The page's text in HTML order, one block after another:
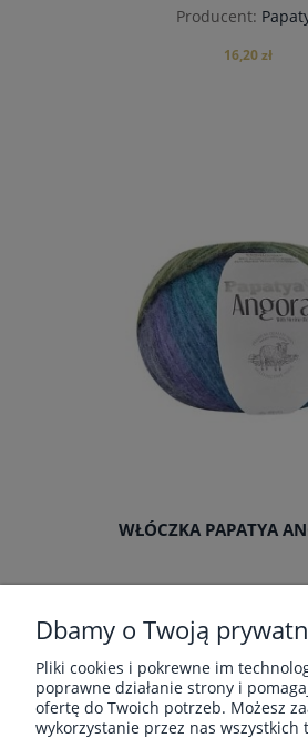
Producent:
16,20 zł
WŁÓCZKA PAPATYA
16,20 zł
« 1 2 3
Dbamy o Twoją
Pliki cookies i pokrewne im
poprawne działanie strony i
ofertę do Twoich potrzeb. Możesz
wykorzystanie przez nas wszystkich